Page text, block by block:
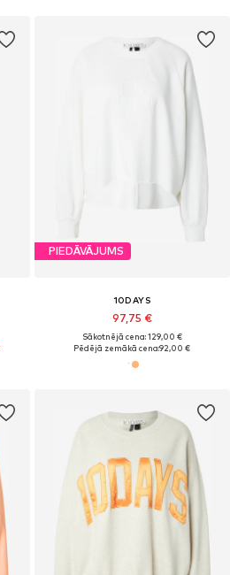
PIEDĀVĀJUMS
10DAYS
97,75 €
Sākotnējā cena: 129,00 €
Pēdējā zemākā cena:92,00 €